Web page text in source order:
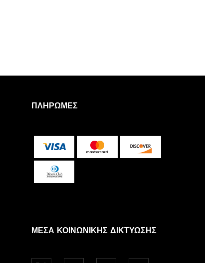
ΠΛΗΡΩΜΈΣ
ΜΈΣΑ ΚΟΙΝΩΝΙΚΉΣ ΔΙΚΤΎΩΣΗΣ